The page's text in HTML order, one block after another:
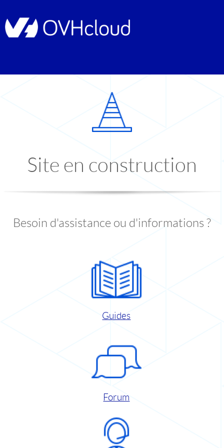
Site en construction
Besoin d'assistance ou d'informations ?
Guides
Forum